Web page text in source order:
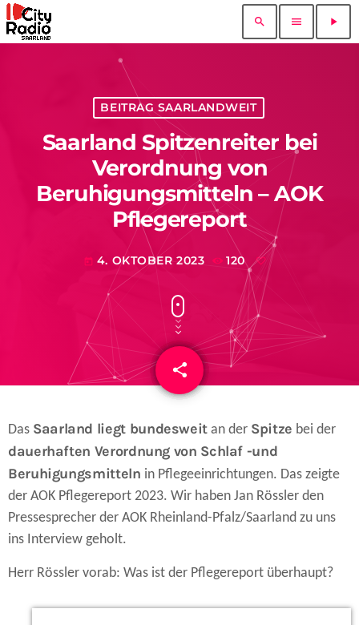
search menu play_arrow
BEITRAG SAARLANDWEIT
Saarland Spitzenreiter bei
Verordnung von
Beruhigungsmitteln – AOK
Pflegereport
today 4. OKTOBER 2023 120
share
email
Das Saarland liegt bundesweit an der Spitze bei der
dauerhaften Verordnung von Schlaf -und
Beruhigungsmitteln in Pflegeeinrichtungen. Das zeigte
der AOK Pflegereport 2023. Wir haben Jan Rössler den
Pressesprecher der AOK Rheinland-Pfalz/Saarland zu uns
ins Interview geholt.
Herr Rössler vorab: Was ist der Pflegereport überhaupt?